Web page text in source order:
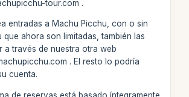
tour.com .
entradas a Machu Picchu, con o sin
que ahora son limitadas, también las
a través de nuestra otra web
. El resto lo podría
cuenta.
de reservas está basado íntegramente